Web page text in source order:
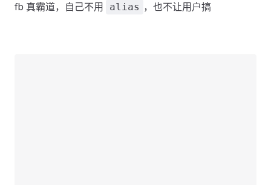
fb 真霸道，自己不用 alias ，也不让用户搞